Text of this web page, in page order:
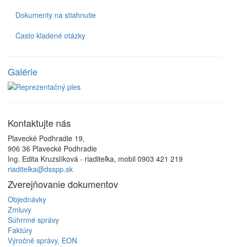
Dokumenty na stiahnutie
Často kladené otázky
Galérie
Kontaktujte nás
Plavecké Podhradie 19,
906 36 Plavecké Podhradie
Ing. Edita Kruzslíková - riaditeľka, mobil 0903 421 219
riaditelka@dsspp.sk
Zverejňovaniedokumentov
Objednávky
Zmluvy
Súhrnné správy
Faktúry
Výročné správy, EON